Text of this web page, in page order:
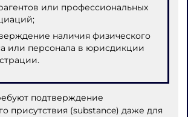
или профессиональных
наличия физического
или персонала в юрисдикции
подтверждение
присутствия (substance) даже для